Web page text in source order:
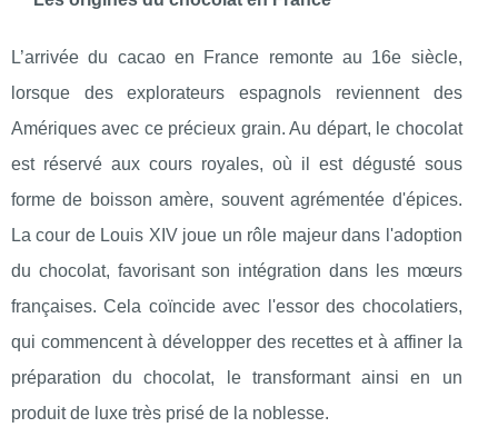
L’arrivée du cacao en France remonte au 16e siècle,
lorsque des explorateurs espagnols reviennent des
Amériques avec ce précieux grain. Au départ, le chocolat
est réservé aux cours royales, où il est dégusté sous
forme de boisson amère, souvent agrémentée d'épices.
La cour de Louis XIV joue un rôle majeur dans l'adoption
du chocolat, favorisant son intégration dans les mœurs
françaises. Cela coïncide avec l'essor des chocolatiers,
qui commencent à développer des recettes et à affiner la
préparation du chocolat, le transformant ainsi en un
produit de luxe très prisé de la noblesse.